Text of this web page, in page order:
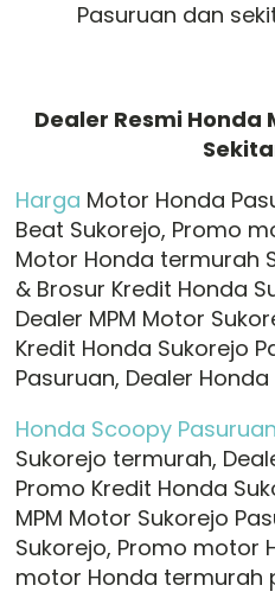
Pasuruan dan
Dealer Resmi
Harga Motor Honda
Beat Sukorejo, Promo
Motor Honda termurah
& Brosur Kredit Honda
Dealer MPM Motor
Kredit Honda Sukorejo
Pasuruan, Dealer
Honda Scoopy
Sukorejo termurah,
Promo Kredit Honda
MPM Motor Sukorejo
Sukorejo, Promo motor
motor Honda termurah